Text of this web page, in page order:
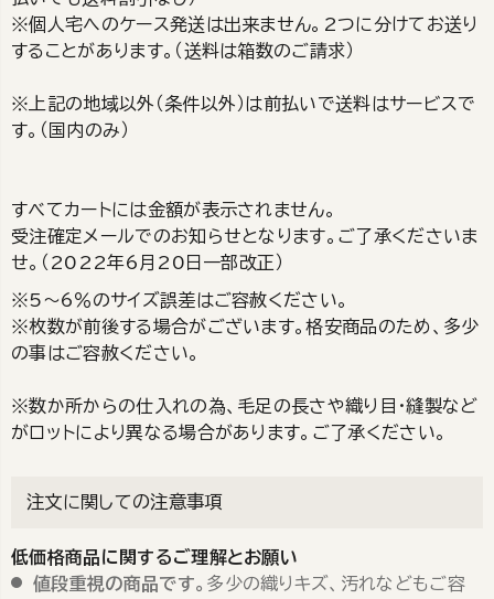
※個人宅へのケース発送は出来ません。2つに分けてお送り
することがあります。（送料は箱数のご請求）
※上記の地域以外（条件以外）は前払いで送料はサービスで
す。（国内のみ）
すべてカートには金額が表示されません。
受注確定メールでのお知らせとなります。ご了承くださいま
せ。（2022年6月20日一部改正）
※5～6％のサイズ誤差はご容赦ください。
※枚数が前後する場合がございます。格安商品のため、多少
の事はご容赦ください。
※数か所からの仕入れの為、毛足の長さや織り目・縫製など
がロットにより異なる場合があります。ご了承ください。
注文に関しての注意事項
低価格商品に関するご理解とお願い
値段重視の商品です。 多少の織りキズ、汚れなどもご容